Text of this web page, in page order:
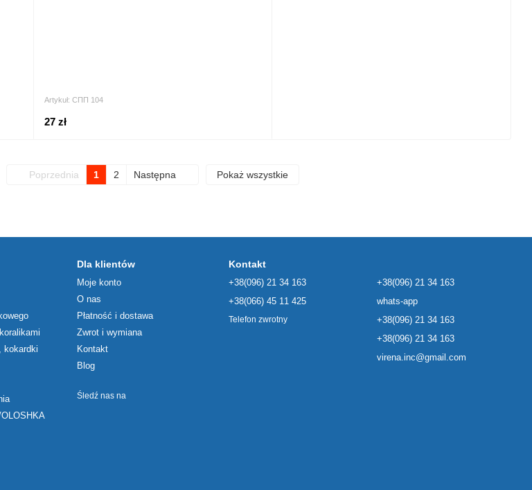
Artykuł: СПП 104
27 zł
Poprzednia 1 2 Następna Pokaż wszystkie
kokardki
Dla klientów
Moje konto
O nas
Płatność i dostawa
Zwrot i wymiana
Kontakt
Blog
Śledź nas na
Kontakt
+38(096) 21 34 163
+38(066) 45 11 425
Telefon zwrotny
+38(096) 21 34 163
whats-app
+38(096) 21 34 163
+38(096) 21 34 163
virena.inc@gmail.com